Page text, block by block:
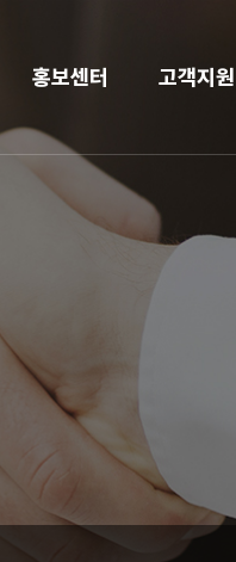
홍보센터 고객지원